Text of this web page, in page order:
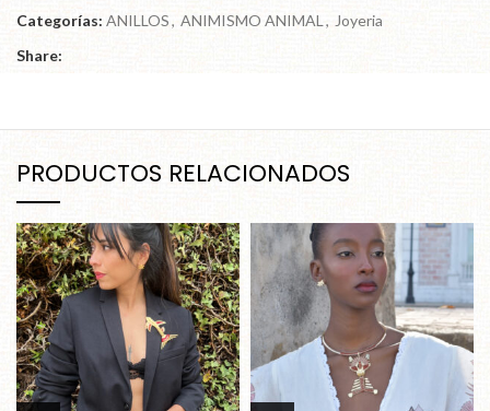
Categorías: ANILLOS, ANIMISMO ANIMAL, Joyeria
Share:
PRODUCTOS RELACIONADOS